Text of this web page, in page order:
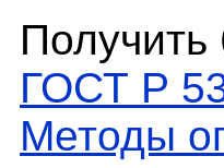
ГОСТ Р
Методы